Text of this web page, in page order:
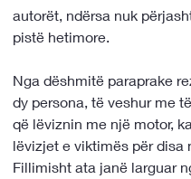
autorët, ndërsa nuk
pistë hetimore.
Nga dëshmitë paraprake
dy persona, të veshur me
që lëviznin me një motor,
lëvizjet e viktimës për disa
Fillimisht ata janë larguar